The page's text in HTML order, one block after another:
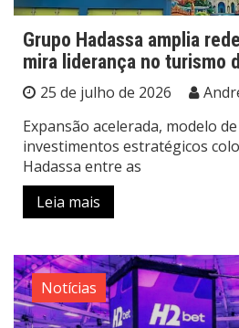
Grupo Hadassa amplia
mira liderança no turismo
25 de julho de 2026
Expansão acelerada, modelo
investimentos estratégicos
Hadassa entre as
Leia mais
Notícias